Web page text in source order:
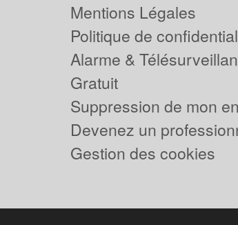
Mentions Légales
Politique de
Alarme &
Gratuit
Suppression de mon
Devenez un
Gestion des cookies